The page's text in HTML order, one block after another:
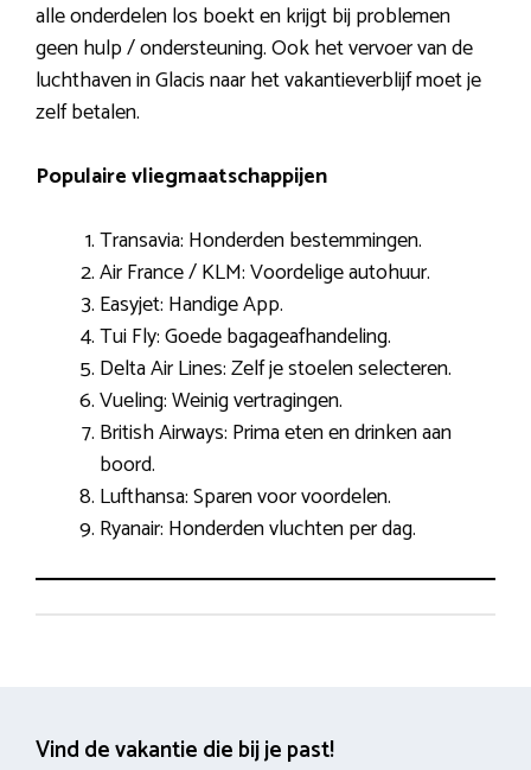
alle onderdelen los boekt en krijgt bij problemen
geen hulp / ondersteuning. Ook het vervoer van de
luchthaven in Glacis naar het vakantieverblijf moet je
zelf betalen.
Populaire vliegmaatschappijen
Transavia: Honderden bestemmingen.
Air France / KLM: Voordelige autohuur.
Easyjet: Handige App.
Tui Fly: Goede bagageafhandeling.
Delta Air Lines: Zelf je stoelen selecteren.
Vueling: Weinig vertragingen.
British Airways: Prima eten en drinken aan
boord.
Lufthansa: Sparen voor voordelen.
Ryanair: Honderden vluchten per dag.
Vind de vakantie die bij je past!